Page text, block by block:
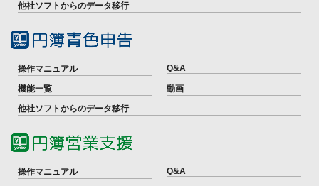
他社ソフトからのデータ移行
操作マニュアル Q&A
機能一覧
動画
他社ソフトからのデータ移行
操作マニュアル Q&A